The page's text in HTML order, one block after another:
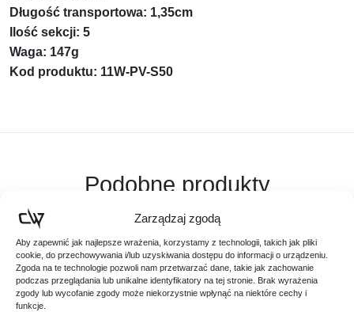
Zarządzaj zgodą
Aby zapewnić jak najlepsze wrażenia, korzystamy z technologii, takich jak pliki
cookie, do przechowywania i/lub uzyskiwania dostępu do informacji o urządzeniu.
Zgoda na te technologie pozwoli nam przetwarzać dane, takie jak zachowanie
podczas przeglądania lub unikalne identyfikatory na tej stronie. Brak wyrażenia
zgody lub wycofanie zgody może niekorzystnie wpłynąć na niektóre cechy i
funkcje.
Długość transportowa: 1,35cm
Ilość sekcji: 5
Waga: 147g
Kod produktu: 11W-PV-S50
Podobne produkty
Poznaj podobne produkty, które mogą Ci się spodobać
Promocja!